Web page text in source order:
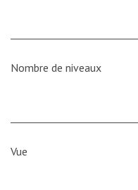
Nombre de niveaux
Vue